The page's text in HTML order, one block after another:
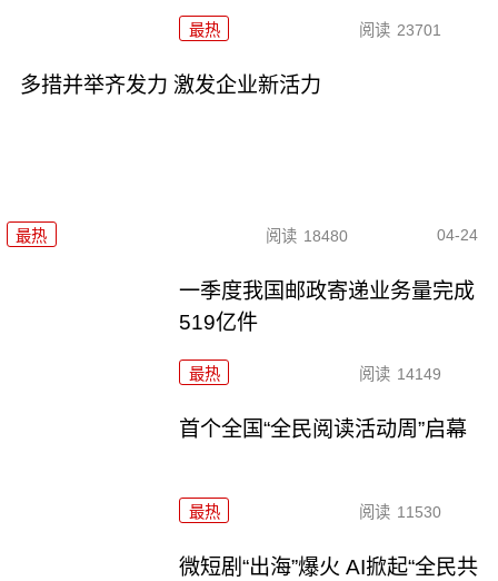
最热 阅读 23701
多措并举齐发力 激发企业新活力
最热 阅读 18480 04-24
一季度我国邮政寄递业务量完成
519亿件
最热 阅读 14149
首个全国“全民阅读活动周”启幕
最热 阅读 11530
微短剧“出海”爆火 AI掀起“全民共